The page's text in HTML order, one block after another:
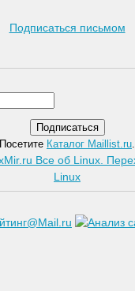
Подписаться письмом
Посетите Каталог Maillist.ru.